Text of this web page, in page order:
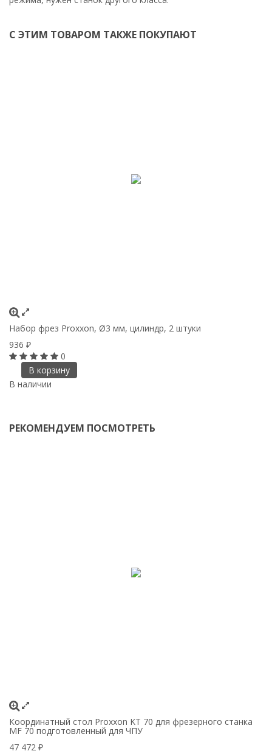
С ЭТИМ ТОВАРОМ ТАКЖЕ ПОКУПАЮТ
Набор фрез Proxxon, Ø3 мм, цилиндр, 2 штуки
936 ₽
0
В корзину
В наличии
РЕКОМЕНДУЕМ ПОСМОТРЕТЬ
Координатный стол Proxxon KT 70 для фрезерного станка
MF 70 подготовленный для ЧПУ
47 472 ₽